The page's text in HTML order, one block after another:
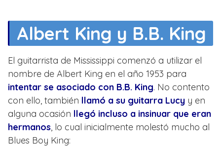
Albert King y B.B. King
El guitarrista de Mississippi comenzó a utilizar el
nombre de Albert King en el año 1953 para
intentar se asociado con B.B. King. No contento
con ello, también llamó a su guitarra Lucy y en
alguna ocasión llegó incluso a insinuar que eran
hermanos, lo cual inicialmente molestó mucho al
Blues Boy King: